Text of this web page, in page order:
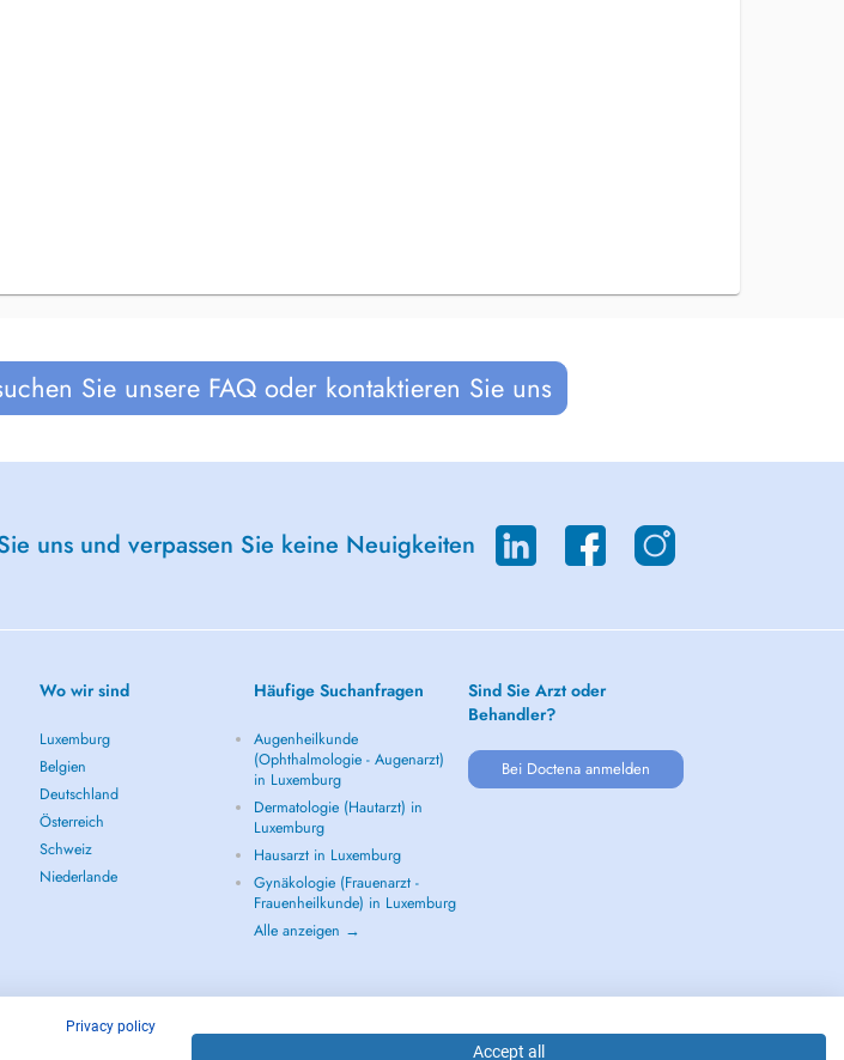
Sie unsere FAQ oder kontaktieren Sie uns
uns und verpassen Sie keine Neuigkeiten
Wo wir sind
Luxemburg
Belgien
Deutschland
Österreich
Schweiz
Niederlande
Häufige Suchanfragen
Augenheilkunde
(Ophthalmologie - Augenarzt)
in Luxemburg
Dermatologie (Hautarzt) in
Luxemburg
Hausarzt in Luxemburg
Gynäkologie (Frauenarzt -
Frauenheilkunde) in Luxemburg
Alle anzeigen →
Sind Sie Arzt oder
Behandler?
Bei Doctena anmelden
Privacy policy
Accept all